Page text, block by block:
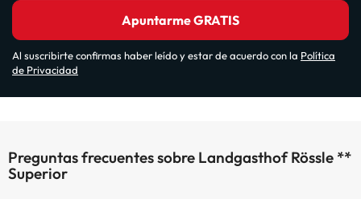
Apuntarme GRATIS
Al suscribirte confirmas haber leído y estar de acuerdo con la Política
de Privacidad
Preguntas frecuentes sobre Landgasthof Rössle **
Superior